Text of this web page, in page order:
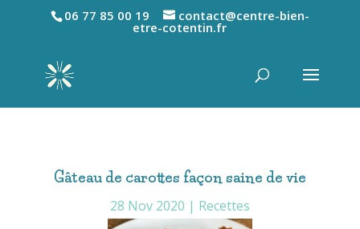
06 77 85 00 19 contact@centre-bien-
etre-cotentin.fr
Gâteau de carottes façon saine de vie
28 Nov 2020 | Recettes